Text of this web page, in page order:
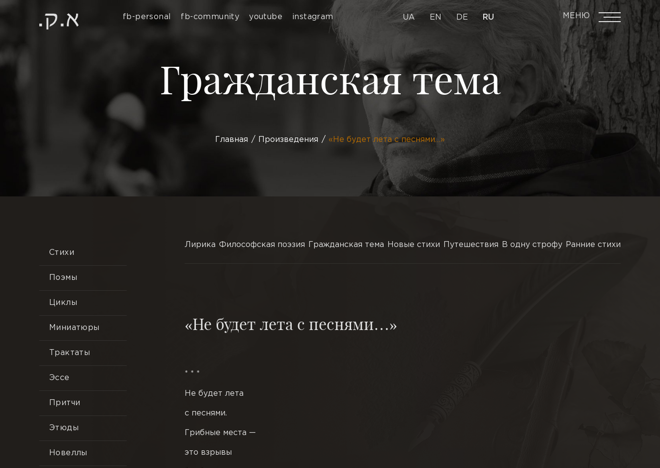
fb-personal fb-community youtube instagram UA EN DE RU МЕНЮ
Гражданская тема
Главная Произведения «Не будет лета с песнями…»
Стихи
Поэмы
Циклы
Миниатюры
Трактаты
Эссе
Притчи
Этюды
Новеллы
Лирика Философская поэзия Гражданская тема Новые стихи Путешествия В одну строфу Ранние стихи
«Не будет лета с песнями…»
* * *
Не будет лета
с песнями.
Грибные места —
это взрывы